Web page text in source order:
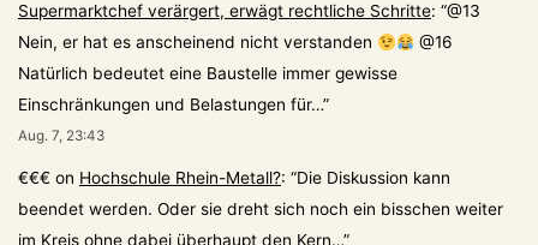
Supermarktchef verärgert, erwägt rechtliche Schritte: “@13
Nein, er hat es anscheinend nicht verstanden
@16
Natürlich bedeutet eine Baustelle immer gewisse
Einschränkungen und Belastungen für…”
Aug. 7, 23:43
€€€ on Hochschule Rhein-Metall?: “Die Diskussion kann
beendet werden. Oder sie dreht sich noch ein bisschen weiter
im Kreis ohne dabei überhaupt den Kern…”